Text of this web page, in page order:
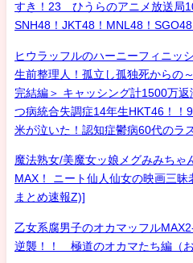
すき！23 ひうらのアニメ放送局
SNH48！JKT48！MNL48！
ヒウラッフルのハーニーフィニッ
生前整理人！孤立し孤独死からの
完結編＞ キャッシング計1500万
つ病統合失調症14年生HKT46！！
米が泣いた！認知症鬱病60代のラ
魔法熟女/美魔女ッ娘メグみみちゃ
MAX！ ニート仙人仙女の映画三
まとめ速報Z)]
乙女系腐男子のオカマッフル
逆襲！！ 極道のオカマたち編（お